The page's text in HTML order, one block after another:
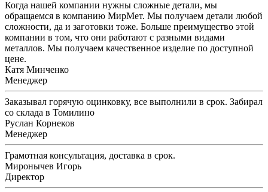
Когда нашей компании нужны сложные детали, мы
обращаемся в компанию МирМет. Мы получаем детали любой
сложности, да и заготовки тоже. Больше преимущество этой
компании в том, что они работают с разными видами
металлов. Мы получаем качественное изделие по доступной
цене.
Катя Минченко
Менеджер
Заказывал горячую оцинковку, все выполнили в срок. Забирал
со склада в Томилино
Руслан Корнеков
Менеджер
Грамотная консультация, доставка в срок.
Миронычев Игорь
Директор